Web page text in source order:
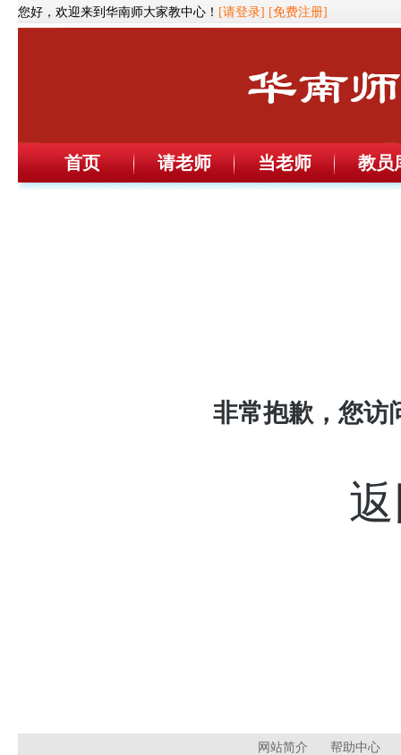
您好，欢迎来到华南师大家教中心！ [请登录] [免费注册]
首页 请老师 当老师 教员
非常抱歉，您访
网站简介 帮助中心